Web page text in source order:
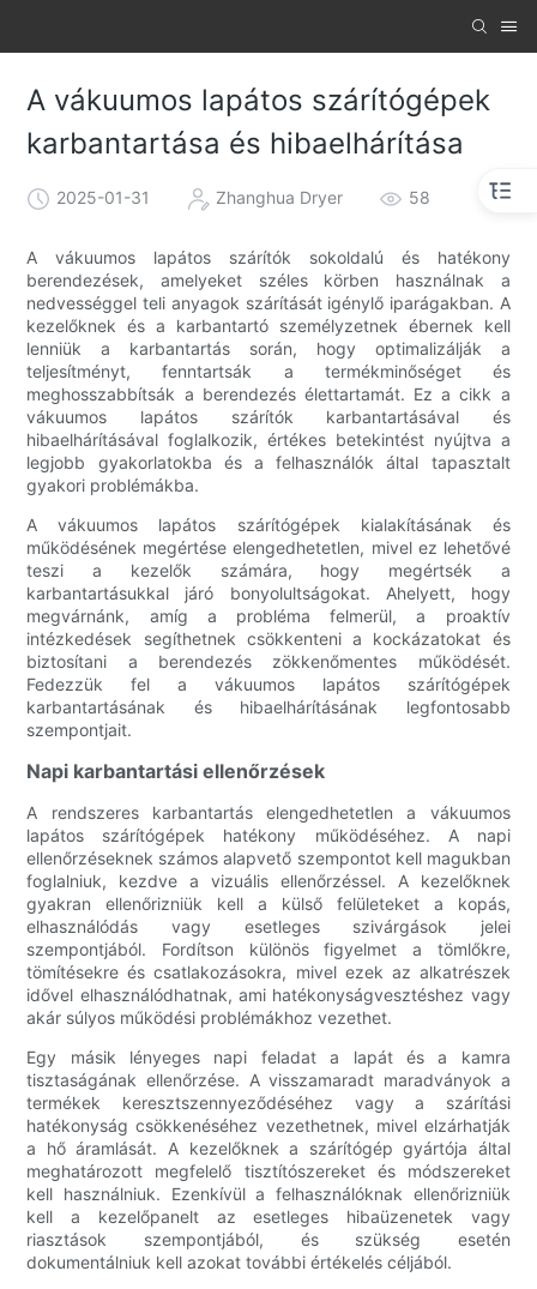
A vákuumos lapátos szárítógépek
karbantartása és hibaelhárítása
2025-01-31 Zhanghua Dryer 58
A vákuumos lapátos szárítók sokoldalú és hatékony
berendezések, amelyeket széles körben használnak a
nedvességgel teli anyagok szárítását igénylő iparágakban. A
kezelőknek és a karbantartó személyzetnek ébernek kell
lenniük a karbantartás során, hogy optimalizálják a
teljesítményt, fenntartsák a termékminőséget és
meghosszabbítsák a berendezés élettartamát. Ez a cikk a
vákuumos lapátos szárítók karbantartásával és
hibaelhárításával foglalkozik, értékes betekintést nyújtva a
legjobb gyakorlatokba és a felhasználók által tapasztalt
gyakori problémákba.
A vákuumos lapátos szárítógépek kialakításának és
működésének megértése elengedhetetlen, mivel ez lehetővé
teszi a kezelők számára, hogy megértsék a
karbantartásukkal járó bonyolultságokat. Ahelyett, hogy
megvárnánk, amíg a probléma felmerül, a proaktív
intézkedések segíthetnek csökkenteni a kockázatokat és
biztosítani a berendezés zökkenőmentes működését.
Fedezzük fel a vákuumos lapátos szárítógépek
karbantartásának és hibaelhárításának legfontosabb
szempontjait.
Napi karbantartási ellenőrzések
A rendszeres karbantartás elengedhetetlen a vákuumos
lapátos szárítógépek hatékony működéséhez. A napi
ellenőrzéseknek számos alapvető szempontot kell magukban
foglalniuk, kezdve a vizuális ellenőrzéssel. A kezelőknek
gyakran ellenőrizniük kell a külső felületeket a kopás,
elhasználódás vagy esetleges szivárgások jelei
szempontjából. Fordítson különös figyelmet a tömlőkre,
tömítésekre és csatlakozásokra, mivel ezek az alkatrészek
idővel elhasználódhatnak, ami hatékonyságvesztéshez vagy
akár súlyos működési problémákhoz vezethet.
Egy másik lényeges napi feladat a lapát és a kamra
tisztaságának ellenőrzése. A visszamaradt maradványok a
termékek keresztszennyeződéséhez vagy a szárítási
hatékonyság csökkenéséhez vezethetnek, mivel elzárhatják
a hő áramlását. A kezelőknek a szárítógép gyártója által
meghatározott megfelelő tisztítószereket és módszereket
kell használniuk. Ezenkívül a felhasználóknak ellenőrizniük
kell a kezelőpanelt az esetleges hibaüzenetek vagy
riasztások szempontjából, és szükség esetén
dokumentálniuk kell azokat további értékelés céljából.